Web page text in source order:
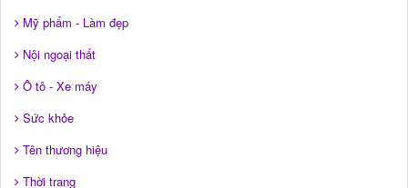
Mỹ phẩm - Làm đẹp
Nội ngoại thất
Ô tô - Xe máy
Sức khỏe
Tên thương hiệu
Thời trang